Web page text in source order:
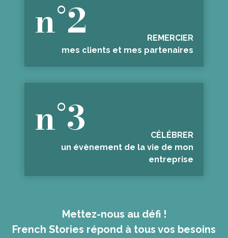
n°2
REMERCIER
mes clients et mes partenaires
n°3
CÉLÉBRER
un évènement de la vie de mon
entreprise
Mettez-nous au défi !
French Stories répond à tous vos besoins